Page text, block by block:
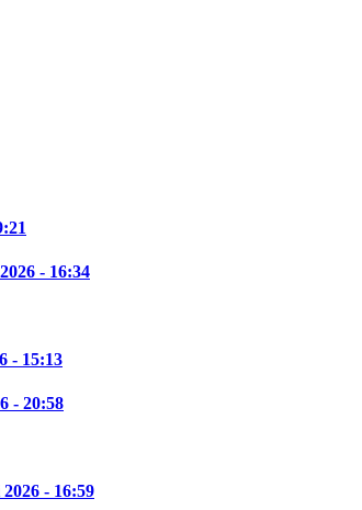
- 16:34
- 15:13
- 20:58
- 16:59